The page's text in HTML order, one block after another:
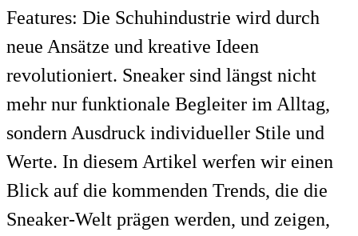
Features: Die Schuhindustrie wird durch
neue Ansätze und kreative Ideen
revolutioniert. Sneaker sind längst nicht
mehr nur funktionale Begleiter im Alltag,
sondern Ausdruck individueller Stile und
Werte. In diesem Artikel werfen wir einen
Blick auf die kommenden Trends, die die
Sneaker-Welt prägen werden, und zeigen,